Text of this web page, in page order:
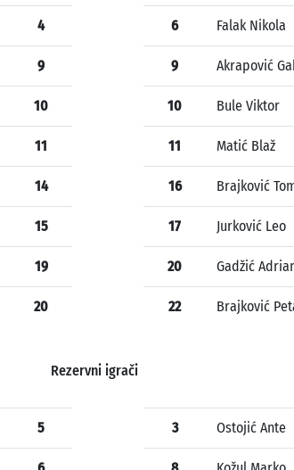
4
9
10
11
14
15
19
20
6 Falak Nikola
9 Akrapović
10 Bule Viktor
11 Matić Blaž
16 Brajković
17 Jurković Leo
20 Gadžić
22 Brajković
Rezervni igrači
5 3 Ostojić Ante